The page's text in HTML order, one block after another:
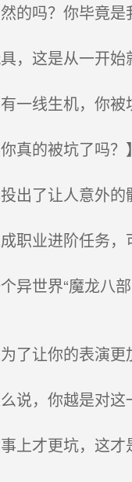
的吗？你毕竟是
，这是从一开始
一线生机，你
真的被坑了吗？】
出了让人意外的
职业进阶任务，
异世界“魔龙八
了让你的表演更
，你越是对这
上才更坑，这才